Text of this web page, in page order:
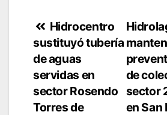
Navegación
de
entradas
de
sector
en San
Hidrocentro
sustituyó tubería
de aguas
servidas en
sector Rosendo
Torres de